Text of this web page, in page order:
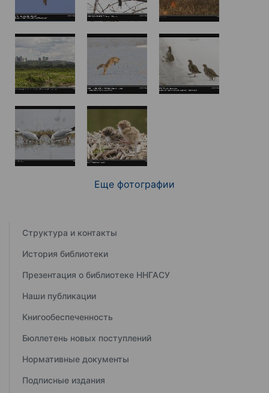
Еще фотографии
Структура и контакты
История библиотеки
Презентация о библиотеке ННГАСУ
Наши публикации
Книгообеспеченность
Бюллетень новых поступлений
Нормативные документы
Подписные издания